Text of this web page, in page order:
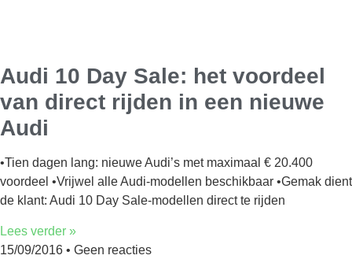
Audi 10 Day Sale: het voordeel
van direct rijden in een nieuwe
Audi
•Tien dagen lang: nieuwe Audi’s met maximaal € 20.400
voordeel •Vrijwel alle Audi-modellen beschikbaar •Gemak dient
de klant: Audi 10 Day Sale-modellen direct te rijden
Lees verder »
15/09/2016
Geen reacties